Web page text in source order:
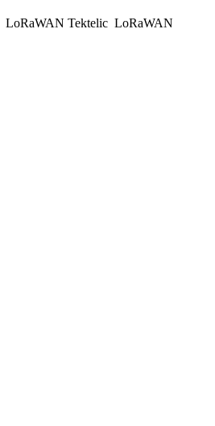
LoRaWAN Tektelic LoRaWAN